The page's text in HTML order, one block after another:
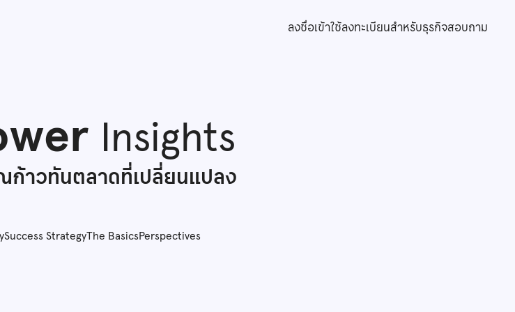
ลงชื่อเข้าใช้ลงทะเบียนสำหรับธุรกิจสอบถาม
Insights
ก้าวทันตลาดที่เปลี่ยนแปลง
Success StrategyThe BasicsPerspectives